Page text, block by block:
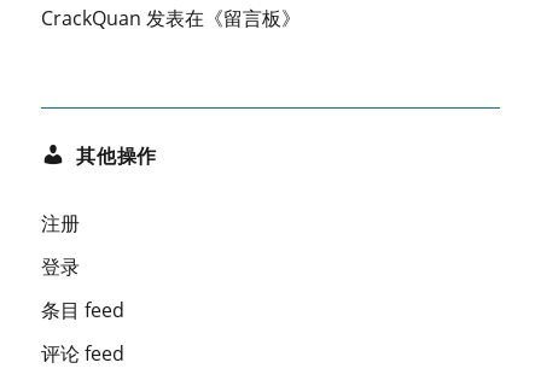
CrackQuan 发表在《留言板》
其他操作
注册
登录
条目 feed
评论 feed